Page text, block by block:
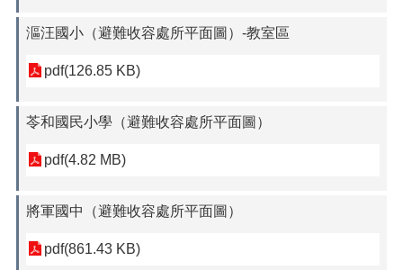
漚汪國小（避難收容處所平面圖）-教室區
pdf(126.85 KB)
苓和國民小學（避難收容處所平面圖）
pdf(4.82 MB)
將軍國中（避難收容處所平面圖）
pdf(861.43 KB)